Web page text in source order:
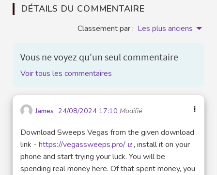
DÉTAILS DU COMMENTAIRE
Classement par : Les plus anciens
Vous ne voyez qu'un seul commentaire
Voir tous les commentaires
James 24/08/2024 17:10 Modifié
Download Sweeps Vegas from the given download
link - https://vegassweeps.pro/
(Lien externe)
, install it on your
phone and start trying your luck. You will be
spending real money here. Of that spent money, you